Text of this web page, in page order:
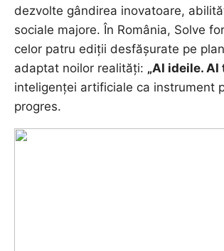
dezvolte gândirea inovatoare,
sociale majore. În România, Solve
celor patru ediții desfășurate pe
adaptat noilor realități: „AI ideile.
inteligenței artificiale ca instrument
progres.